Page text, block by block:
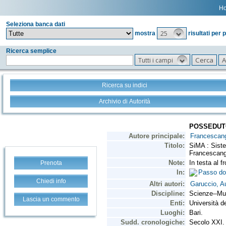
Seleziona banca dati
mostra
25 risultati per
Ricerca semplice
Tutti i campi
Ricerca su indici
Archivio di Autorità
Prenota
Chiedi info
Lascia un commento